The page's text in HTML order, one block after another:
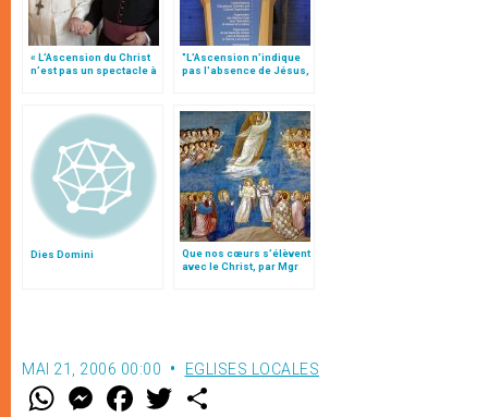
« L’Ascension du Christ
n’est pas un spectacle à
"L’Ascension n’indique
pas l'absence de Jésus,
nouvelle façon", explique
Mgr Follo
Dies Domini
Que nos cœurs s’élèvent
avec le Christ, par Mgr
MAI 21, 2006 00:00 EGLISES LOCALES
W M
e
F
a w